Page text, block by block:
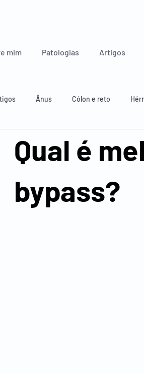
mim Patologias Artigos
Ânus Cólon e reto
endócrinas Esófago e estômago
Qual é
bypass?